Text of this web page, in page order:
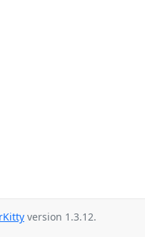
version 1.3.12.